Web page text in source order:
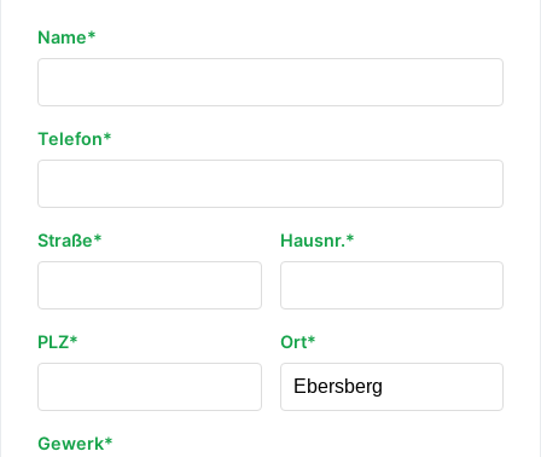
Name*
Telefon*
Straße* Hausnr.*
PLZ* Ort*
Gewerk*